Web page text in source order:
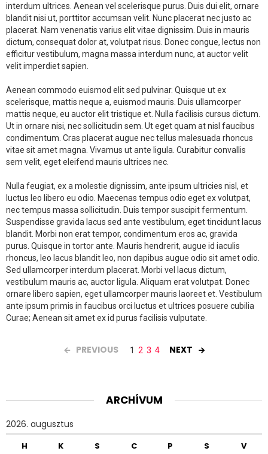
interdum ultrices. Aenean vel scelerisque purus. Duis dui elit, ornare
blandit nisi ut, porttitor accumsan velit. Nunc placerat nec justo ac
placerat. Nam venenatis varius elit vitae dignissim. Duis in mauris
dictum, consequat dolor at, volutpat risus. Donec congue, lectus non
efficitur vestibulum, magna massa interdum nunc, at auctor velit
velit imperdiet sapien.
Aenean commodo euismod elit sed pulvinar. Quisque ut ex
scelerisque, mattis neque a, euismod mauris. Duis ullamcorper
mattis neque, eu auctor elit tristique et. Nulla facilisis cursus dictum.
Ut in ornare nisi, nec sollicitudin sem. Ut eget quam at nisl faucibus
condimentum. Cras placerat augue nec tellus malesuada rhoncus
vitae sit amet magna. Vivamus ut ante ligula. Curabitur convallis
sem velit, eget eleifend mauris ultrices nec.
Nulla feugiat, ex a molestie dignissim, ante ipsum ultricies nisl, et
luctus leo libero eu odio. Maecenas tempus odio eget ex volutpat,
nec tempus massa sollicitudin. Duis tempor suscipit fermentum.
Suspendisse gravida lacus sed ante vestibulum, eget tincidunt lacus
blandit. Morbi non erat tempor, condimentum eros ac, gravida
purus. Quisque in tortor ante. Mauris hendrerit, augue id iaculis
rhoncus, leo lacus blandit leo, non dapibus augue odio sit amet odio.
Sed ullamcorper interdum placerat. Morbi vel lacus dictum,
vestibulum mauris ac, auctor ligula. Aliquam erat volutpat. Donec
ornare libero sapien, eget ullamcorper mauris laoreet et. Vestibulum
ante ipsum primis in faucibus orci luctus et ultrices posuere cubilia
Curae; Aenean sit amet ex id purus facilisis vulputate.
PREVIOUS 1 2 3 4 NEXT
ARCHÍVUM
2026. augusztus
H K S C P S V